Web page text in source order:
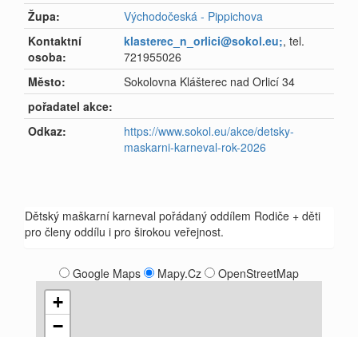
Župa:
Východočeská - Pippichova
Kontaktní
osoba:
klasterec_n_orlici@sokol.eu;, tel.
721955026
Město:
Sokolovna Klášterec nad Orlicí 34
pořadatel akce:
Odkaz:
https://www.sokol.eu/akce/detsky-
maskarni-karneval-rok-2026
Dětský maškarní karneval pořádaný oddílem Rodiče + děti
pro členy oddílu i pro širokou veřejnost.
Google Maps Mapy.Cz OpenStreetMap
+
−